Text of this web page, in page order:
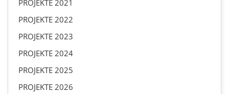
PROJEKTE 2021
PROJEKTE 2022
PROJEKTE 2023
PROJEKTE 2024
PROJEKTE 2025
PROJEKTE 2026